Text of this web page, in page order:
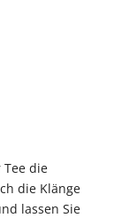
Tee die
die Klänge
lassen Sie